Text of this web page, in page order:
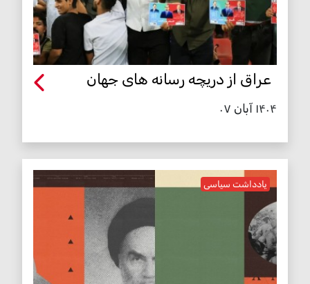
عراق از دریچه رسانه های جهان
۱۴۰۴ آبان ۰۷
یادداشت سیاسی